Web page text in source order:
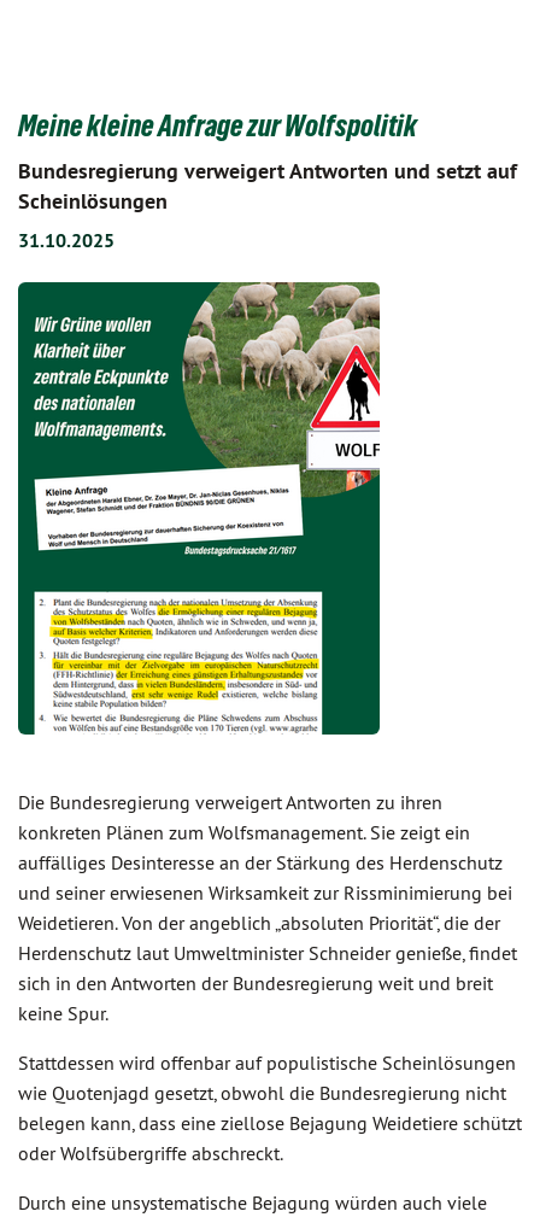
Meine kleine Anfrage zur Wolfspolitik
Bundesregierung verweigert Antworten und setzt auf
Scheinlösungen
31.10.2025
Die Bundesregierung verweigert Antworten zu ihren
konkreten Plänen zum Wolfsmanagement. Sie zeigt ein
auffälliges Desinteresse an der Stärkung des Herdenschutz
und seiner erwiesenen Wirksamkeit zur Rissminimierung bei
Weidetieren. Von der angeblich „absoluten Priorität“, die der
Herdenschutz laut Umweltminister Schneider genieße, findet
sich in den Antworten der Bundesregierung weit und breit
keine Spur.
Stattdessen wird offenbar auf populistische Scheinlösungen
wie Quotenjagd gesetzt, obwohl die Bundesregierung nicht
belegen kann, dass eine ziellose Bejagung Weidetiere schützt
oder Wolfsübergriffe abschreckt.
Durch eine unsystematische Bejagung würden auch viele